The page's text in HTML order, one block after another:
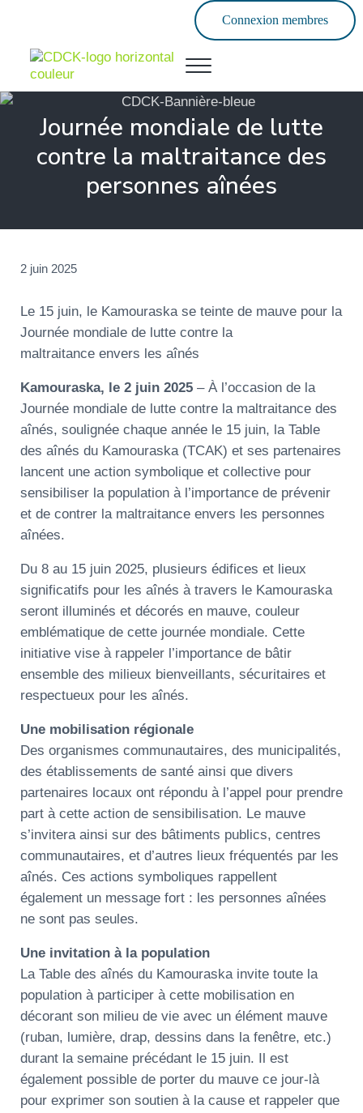
Connexion membres
Corporation de développement
Menu
Journée mondiale de lutte
contre la maltraitance des
personnes aînées
2 juin 2025
Le 15 juin, le Kamouraska se teinte de mauve pour la
Journée mondiale de lutte contre la
maltraitance envers les aînés
Kamouraska, le 2 juin 2025– À l’occasion de la
Journée mondiale de lutte contre la maltraitance des
aînés, soulignée chaque année le 15 juin, la Table
des aînés du Kamouraska (TCAK) et ses partenaires
lancent une action symbolique et collective pour
sensibiliser la population à l’importance de prévenir
et de contrer la maltraitance envers les personnes
aînées.
Du 8 au 15 juin 2025, plusieurs édifices et lieux
significatifs pour les aînés à travers le Kamouraska
seront illuminés et décorés en mauve, couleur
emblématique de cette journée mondiale. Cette
initiative vise à rappeler l’importance de bâtir
ensemble des milieux bienveillants, sécuritaires et
respectueux pour les aînés.
Une mobilisation régionale
Des organismes communautaires, des municipalités,
des établissements de santé ainsi que divers
partenaires locaux ont répondu à l’appel pour prendre
part à cette action de sensibilisation. Le mauve
s’invitera ainsi sur des bâtiments publics, centres
communautaires, et d’autres lieux fréquentés par les
aînés. Ces actions symboliques rappellent
également un message fort : les personnes aînées
ne sont pas seules.
Une invitation à la population
La Table des aînés du Kamouraska invite toute la
population à participer à cette mobilisation en
décorant son milieu de vie avec un élément mauve
(ruban, lumière, drap, dessins dans la fenêtre, etc.)
durant la semaine précédant le 15 juin. Il est
également possible de porter du mauve ce jour-là
pour exprimer son soutien à la cause et rappeler que